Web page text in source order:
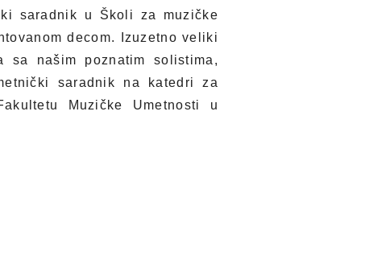
saradnik u Školi za muzičke
decom. Izuzetno veliki
sa našim poznatim solistima,
saradnik na katedri za
Muzičke Umetnosti u